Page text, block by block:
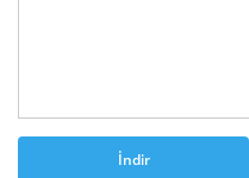
İndir